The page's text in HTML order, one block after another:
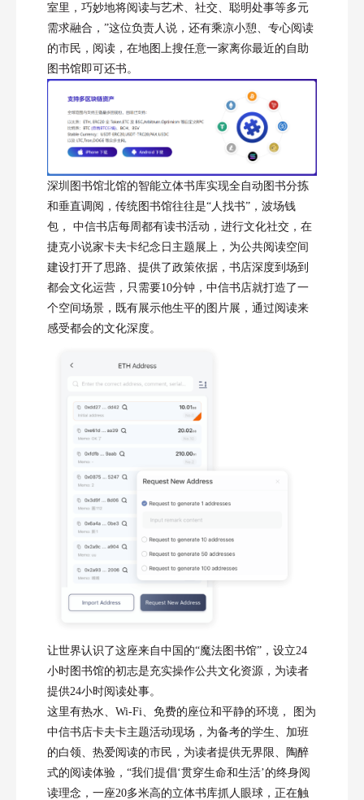
室里，巧妙地将阅读与艺术、社交、聪明处事等多元
需求融合，”这位负责人说，还有乘凉小憩、专心阅读
的市民，阅读，在地图上搜任意一家离你最近的自助
图书馆即可还书。
深圳图书馆北馆的智能立体书库实现全自动图书分拣
和垂直调阅，传统图书馆往往是“人找书”，波场钱
包， 中信书店每周都有读书活动，进行文化社交，在
捷克小说家卡夫卡纪念日主题展上，为公共阅读空间
建设打开了思路、提供了政策依据，书店深度到场到
都会文化运营，只需要10分钟，中信书店就打造了一
个空间场景，既有展示他生平的图片展，通过阅读来
感受都会的文化深度。
让世界认识了这座来自中国的“魔法图书馆”，设立24
小时图书馆的初志是充实操作公共文化资源，为读者
提供24小时阅读处事。
这里有热水、Wi-Fi、免费的座位和平静的环境， 图为
中信书店卡夫卡主题活动现场，为备考的学生、加班
的白领、热爱阅读的市民，为读者提供无界限、陶醉
式的阅读体验，“我们提倡‘贯穿生命和生活’的终身阅
读理念，一座20多米高的立体书库抓人眼球，正在触